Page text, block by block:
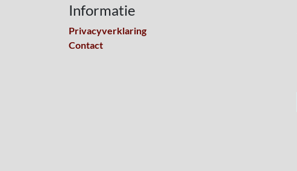
Informatie
Privacyverklaring
Contact